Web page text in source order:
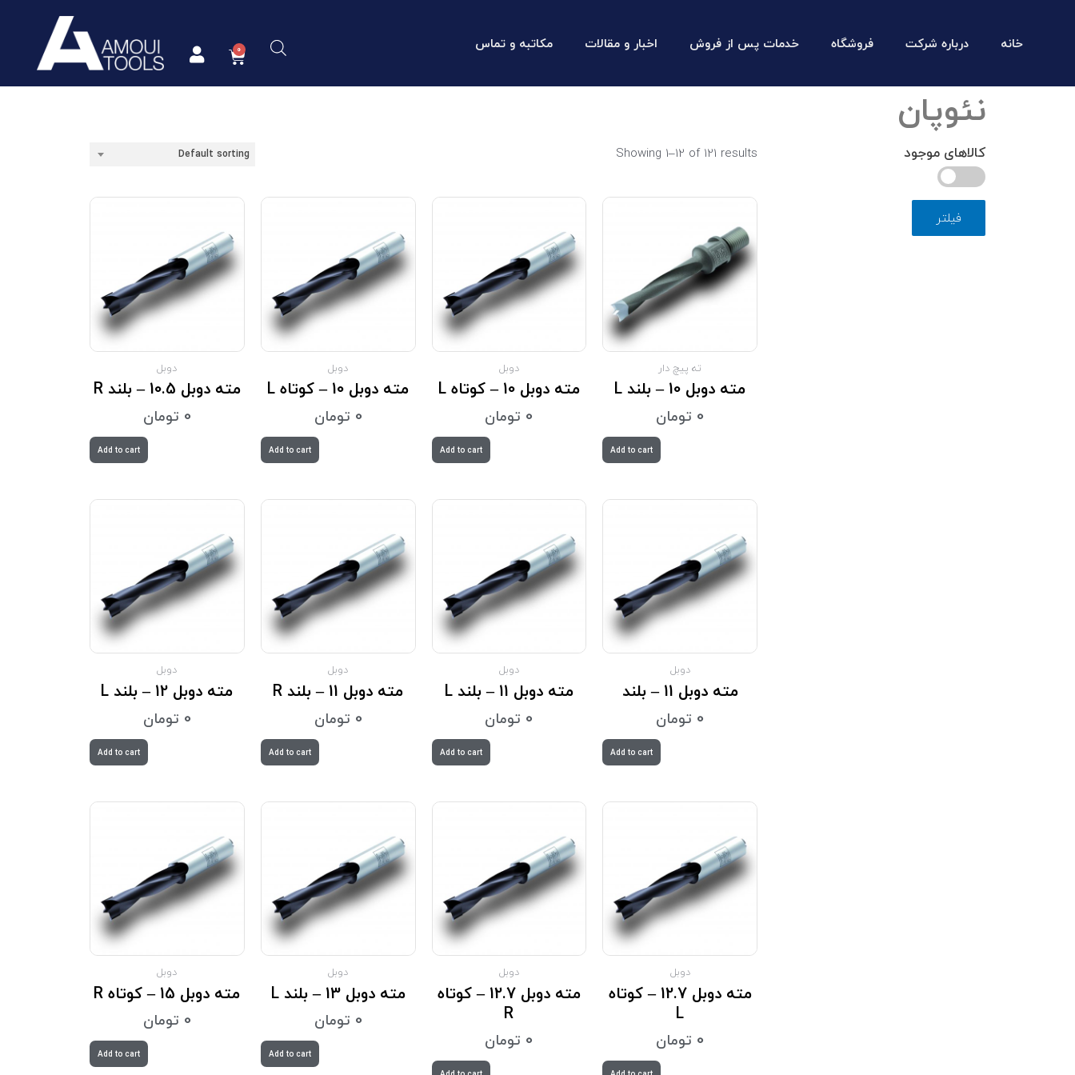
خانه درباره شرکت فروشگاه خدمات پس از فروش اخبار و مقالات مکاتبه و تماس
نئوپان
کالاهای موجود
فیلتر
Showing 1–12 of 121 results
Default sorting
ته پیچ دار
مته دوبل 10 – بلند L
0 تومان
Add to cart
دوبل
مته دوبل 10 – کوتاه L
0 تومان
Add to cart
دوبل
مته دوبل 10 – کوتاه L
0 تومان
Add to cart
دوبل
مته دوبل 10.5 – بلند R
0 تومان
Add to cart
دوبل
مته دوبل 11 – بلند
0 تومان
Add to cart
دوبل
مته دوبل 11 – بلند L
0 تومان
Add to cart
دوبل
مته دوبل 11 – بلند R
0 تومان
Add to cart
دوبل
مته دوبل 12 – بلند L
0 تومان
Add to cart
دوبل
مته دوبل 12.7 – کوتاه
L
0 تومان
دوبل
مته دوبل 12.7 – کوتاه
R
0 تومان
دوبل
مته دوبل 13 – بلند L
0 تومان
Add to cart
دوبل
مته دوبل 15 – کوتاه R
0 تومان
Add to cart